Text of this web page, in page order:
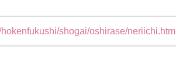
shogai/oshirase/neriichi.html